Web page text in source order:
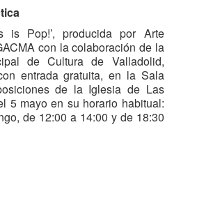
is Pop!’, producida por Arte
con la colaboración de la
de Cultura de Valladolid,
entrada gratuita, en la Sala
de la Iglesia de Las
5 mayo en su horario habitual:
de 12:00 a 14:00 y de 18:30